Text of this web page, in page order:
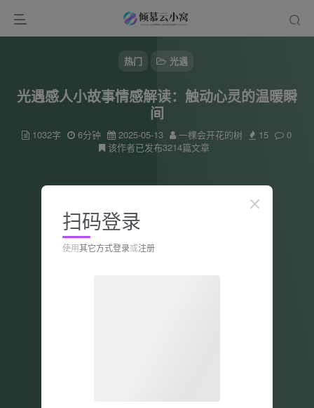
热门 光遇
光遇感人小故事情感解读：触动心灵的温暖瞬
间
1032字 6分钟 2025-05-13 一棵会开花的树 15
0
该作者已发布3214篇文章
扫码登录
使用其它方式登录或注册